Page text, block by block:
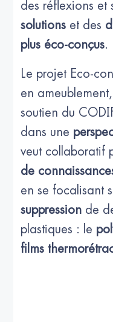
des réflexions et
solutions et des
plus éco-conçus.
Le projet Eco-
en
soutien du
dans une
veut collaboratif
de
en se focalisant
suppression de
plastiques : le
films